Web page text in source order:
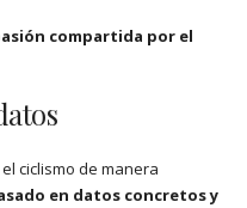
compartida por el
ciclismo de manera
en datos concretos y